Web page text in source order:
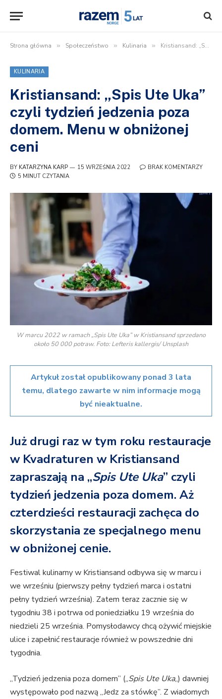
Strona główna » Społeczeństwo » Kulinaria » Kristiansand: „Spis Ute Uka” czyli tydzień jedzenia poza domem. Menu w obniżonej ceni
KULINARIA
Kristiansand: „Spis Ute Uka”
czyli tydzień jedzenia poza
domem. Menu w obniżonej
ceni
BY KATARZYNA KARP 15 WRZEŚNIA 2022
BRAK KOMENTARZY
5 MINUT CZYTANIA
W marcu 2022 w ramach „Spis Ute Uka” w Kristiansand sprzedano
około 50 000 potraw. Foto: Lefteris kallergis/ Unsplash
Artykuł został opublikowany ponad 3 lata
temu, dlatego zawarte w nim informacje mogą
być nieaktualne.
Już drugi raz w tym roku restauracje
w Kvadraturen w Kristiansand
zapraszają na „Spis Ute Uka” czyli
tydzień jedzenia poza domem. Aż
czterdzieści restauracji zachęca do
skorzystania ze specjalnego menu
w obniżonej cenie.
Festiwal kulinarny w Kristiansand odbywa się w marcu i
we wrześniu (pierwszy pełny tydzień marca i ostatni
pełny tydzień września). Zatem teraz zacznie się w
tygodniu 38 i potrwa od poniedziałku 19 września do
niedzieli 25 września. Pomysłodawcy chcą ożywić miejskie
ulice i zapełnić restauracje również w powszednie dni
tygodnia.
„Tydzień jedzenia poza domem” („Spis Ute Uka„) dawniej
występowało pod nazwą „Jedz za stówkę”. Z wiadomych